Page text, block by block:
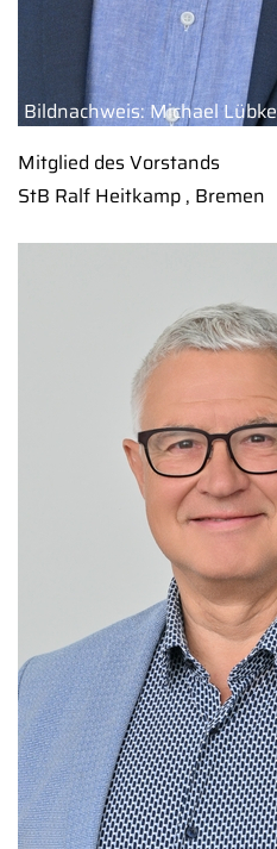
Bildnachweis: Michael Lübke
Mitglied des Vorstands
StB Ralf Heitkamp , Bremen